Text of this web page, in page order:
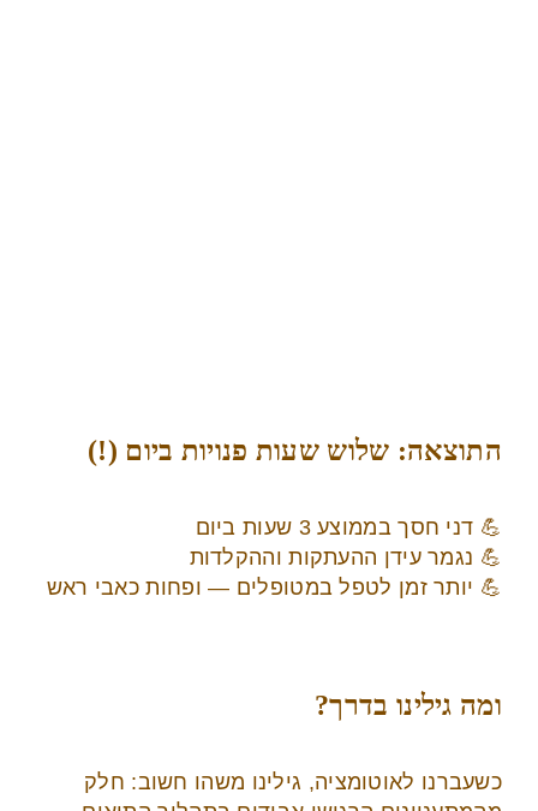
התוצאה: שלוש שעות פנויות ביום (!)
💪 דני חסך בממוצע 3 שעות ביום
💪 נגמר עידן ההעתקות וההקלדות
💪 יותר זמן לטפל במטופלים — ופחות כאבי ראש
ומה גילינו בדרך?
כשעברנו לאוטומציה, גילינו משהו חשוב: חלק